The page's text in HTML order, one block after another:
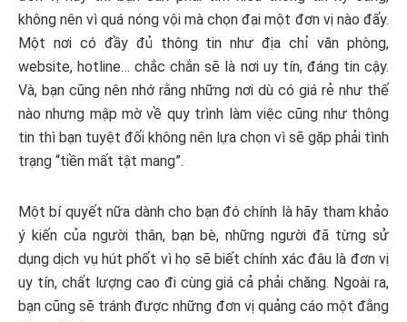
không nên vì quá nóng vội mà chọn đại một đơn vị nào đấy.
Một nơi có đầy đủ thông tin như địa chỉ văn phòng,
website, hotline… chắc chắn sẽ là nơi uy tín, đáng tin cậy.
Và, bạn cũng nên nhớ rằng những nơi dù có giá rẻ như thế
nào nhưng mập mờ về quy trình làm việc cũng như thông
tin thì bạn tuyệt đối không nên lựa chọn vì sẽ gặp phải tình
trạng “tiền mất tật mang”.
Một bí quyết nữa dành cho bạn đó chính là hãy tham khảo
ý kiến của người thân, bạn bè, những người đã từng sử
dụng dịch vụ hút phốt vì họ sẽ biết chính xác đâu là đơn vị
uy tín, chất lượng cao đi cùng giá cả phải chăng. Ngoài ra,
bạn cũng sẽ tránh được những đơn vị quảng cáo một đằng